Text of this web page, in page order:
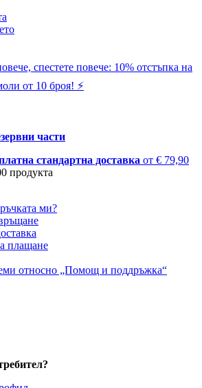
спестете повече: 10% отстъпка на
от 10 броя! ⚡️
части
стандартна доставка от € 79,90
продукта
ми?
плащане
относно „Помощ и поддръжка“